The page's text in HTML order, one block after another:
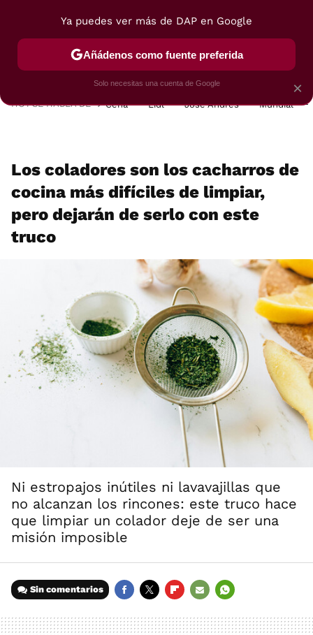
POSTRES VIAJES SELECCIÓN VEGUI
HOY SE HABLA DE Cena Lidl José Andrés Mundial
Los coladores son los cacharros de
cocina más difíciles de limpiar,
pero dejarán de serlo con este
truco
Ni estropajos inútiles ni lavavajillas que
no alcanzan los rincones: este truco hace
que limpiar un colador deje de ser una
misión imposible
Sin comentarios
MAIL
×
Ya puedes ver más de DAP en Google
Añádenos como fuente preferida
Solo necesitas una cuenta de Google